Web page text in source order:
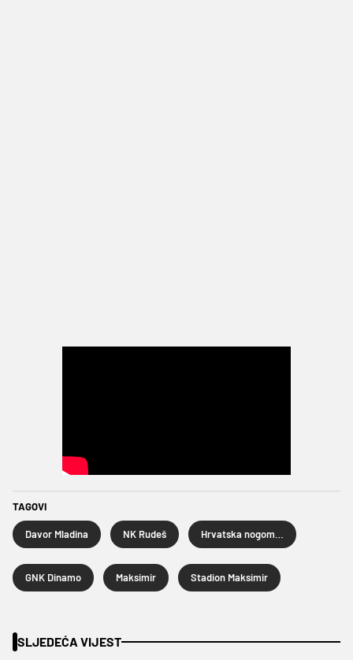
TAGOVI
Davor Mladina NK Rudeš
GNK Dinamo Maksimir Stadion Maksimir
SLJEDEĆA VIJEST